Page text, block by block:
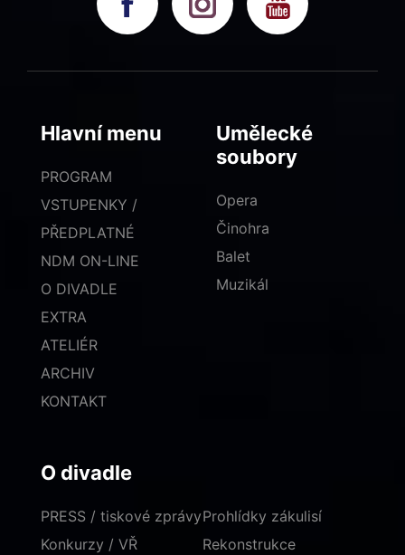
Hlavní menu
PROGRAM
VSTUPENKY /
PŘEDPLATNÉ
NDM ON-LINE
O DIVADLE
EXTRA
ATELIÉR
ARCHIV
KONTAKT
Umělecké
soubory
Opera
Činohra
Balet
Muzikál
O divadle
PRESS / tiskové zprávy
Konkurzy / VŘ
Prohlídky zákulisí
Rekonstrukce